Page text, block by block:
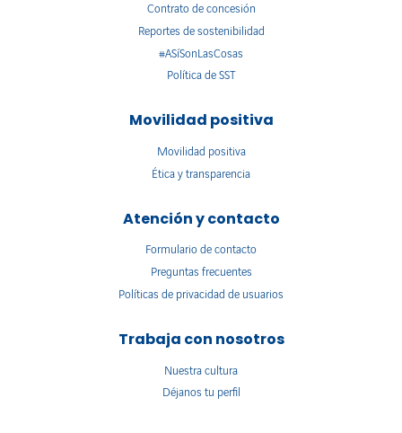
Contrato de concesión
Reportes de sostenibilidad
#ASíSonLasCosas
Política de SST
Movilidad positiva
Movilidad positiva
Ética y transparencia
Atención y contacto
Formulario de contacto
Preguntas frecuentes
Políticas de privacidad de usuarios
Trabaja con nosotros
Nuestra cultura
Déjanos tu perfil